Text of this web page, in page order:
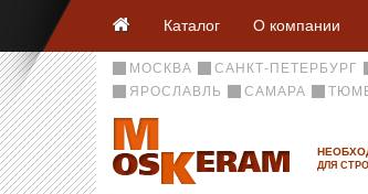
Каталог О компании
МОСКВА САНКТ-ПЕТЕРБУРГ
ЯРОСЛАВЛЬ
САМАРА
ДЛЯ